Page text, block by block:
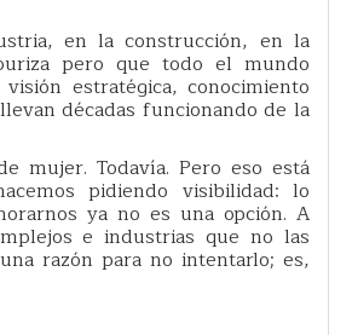
en la construcción, en la
pero que todo el mundo
estratégica, conocimiento
décadas funcionando de la
mujer. Todavía. Pero eso está
pidiendo visibilidad: lo
ya no es una opción. A
e industrias que no las
razón para no intentarlo; es,